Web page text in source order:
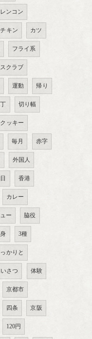
レンコン
チキン カツ
フライ系
クラブ
運動 帰り
切り幅
クッキー
毎月 赤字
外国人
香港
カレー
ー 脇役
3種
かりと
さつ 体験
京都市
四条 京阪
120円